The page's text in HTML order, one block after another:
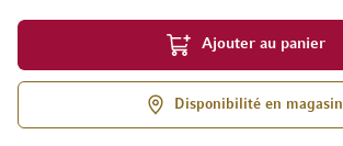
Ajouter au panier
Disponibilité en magasin